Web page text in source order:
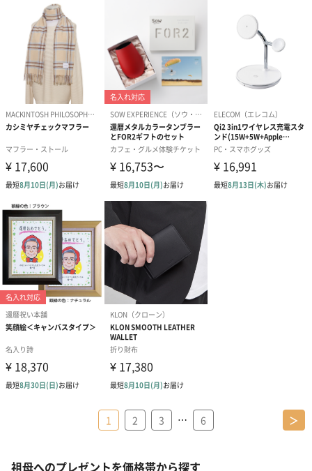
1 2 3 … 6 ＞
祖母へのプレゼントを価格帯から探す